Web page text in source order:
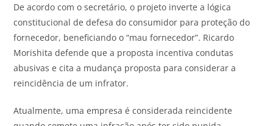
De acordo com o secretário, o projeto inverte a lógica
constitucional de defesa do consumidor para proteção do
fornecedor, beneficiando o “mau fornecedor”. Ricardo
Morishita defende que a proposta incentiva condutas
abusivas e cita a mudança proposta para considerar a
reincidência de um infrator.
Atualmente, uma empresa é considerada reincidente